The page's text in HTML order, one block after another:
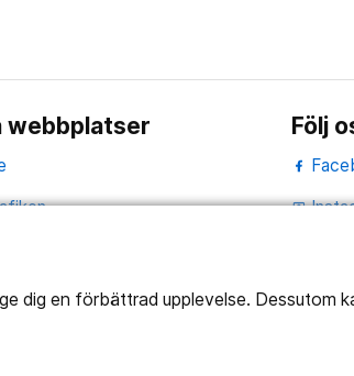
dig en förbättrad upplevelse. Dessutom
webbplatser Följ
portrait